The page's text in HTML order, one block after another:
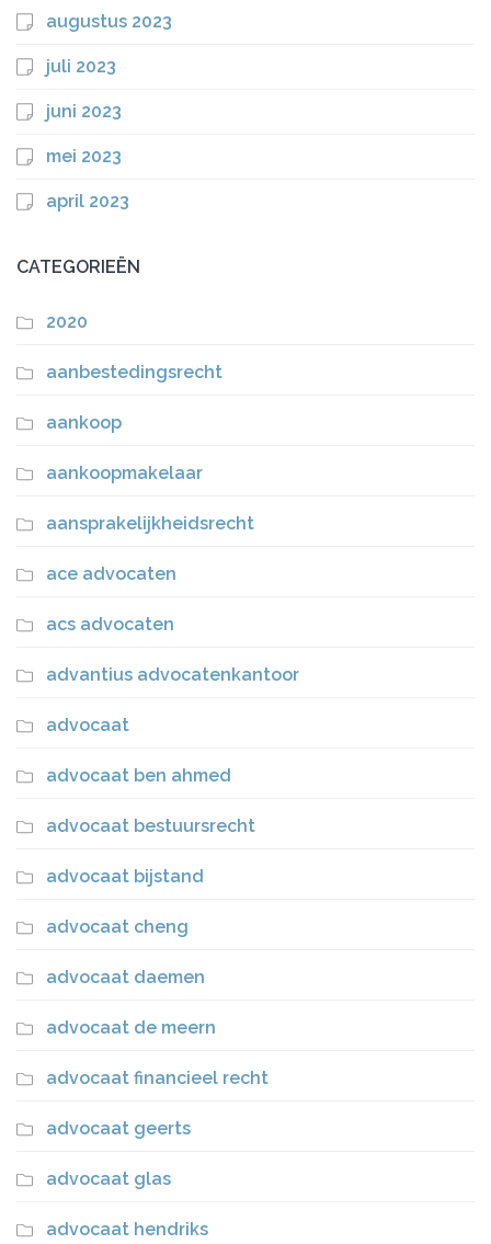
augustus 2023
juli 2023
juni 2023
mei 2023
april 2023
CATEGORIEËN
2020
aanbestedingsrecht
aankoop
aankoopmakelaar
aansprakelijkheidsrecht
ace advocaten
acs advocaten
advantius advocatenkantoor
advocaat
advocaat ben ahmed
advocaat bestuursrecht
advocaat bijstand
advocaat cheng
advocaat daemen
advocaat de meern
advocaat financieel recht
advocaat geerts
advocaat glas
advocaat hendriks